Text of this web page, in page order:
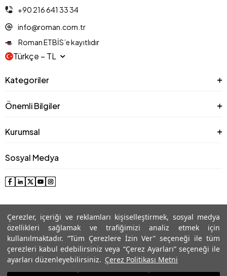
Çerezler, içeriği ve reklamları kişiselleştirmek, sosyal medya
özellikleri sağlamak ve trafiğimizi analiz etmek için
kullanılmaktadır. “Tüm Çerezlere İzin Ver” seçeneği ile tüm
çerezleri kabul edebilirsiniz veya “Çerez Ayarları” seçeneği ile
ayarları düzenleyebilirsiniz. Çerez Politikası Metni
+90 216 641 33 34
info@roman.com.tr
Roman ETBİS’e kayıtlıdır
Türkçe − TL
Kategoriler
Önemli Bilgiler
Kurumsal
Sosyal Medya
© 2025 Roman® Tüm Hakları Saklıdır, İzinsiz kullanılamaz